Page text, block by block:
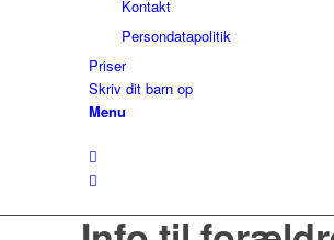
Kontakt
Persondatapolitik
Priser
Skriv dit barn op
Menu